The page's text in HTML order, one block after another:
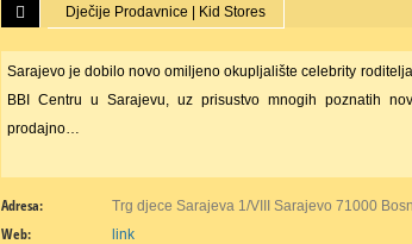
Dječije Prodavnice | Kid Stores
Sarajevo je dobilo novo omiljeno okupljalište celebrity
BBI Centru u Sarajevu, uz prisustvo mnogih poznatih
prodajno…
Adresa: Trg djece Sarajeva 1/VIII Sarajevo 71000
Web: link